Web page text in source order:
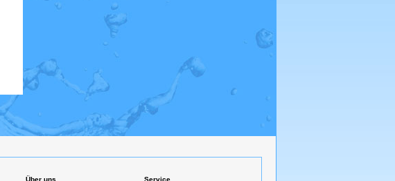
Über uns Service